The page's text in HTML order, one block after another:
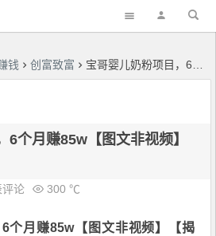
钱 创富致富 宝哥婴儿奶粉项目，6个月赚85w【图文非视频】【揭秘】
6个月赚85w【图文非视频】
评论 300 ℃
6个月赚85w【图文非视频】【揭